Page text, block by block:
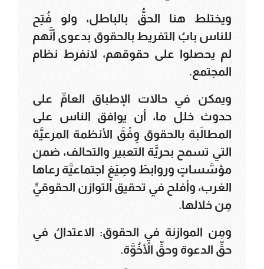
ويختلط هنا الحقُّ بالباطل، ولو فُتِح
للناس بابُ التفريط بالحقوق بدعوى أنَّهم
لم يحصلوا على حقوقهم، لانفرط نظام
المجتمع.
ويمكن في حالات الإطباق العامِّ على
حدوث خلل ما، أن يوافق الناس على
المطالَبة بالحقوق وِفْقَ الأنظمة المرعيَّة
التي تسمح بحريَّة التعبير والتحالف، ضمن
مؤسَّساتٍ وروابطَ وصِيَغٍ اجتماعيَّة رعاها
الغرب، وأفلح في تحقيق التوازن الحقوقيِّ
مِن خلالها.
ومِن الموازنة في الحقوق: الاعتدالُ في
حقِّ الدعوة وحقِّ الأُخُوَّة.